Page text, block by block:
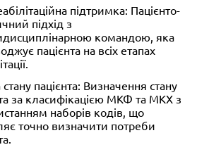
підтримка: Пацієнто-
підхід з
командою, яка
пацієнта на всіх етапах
стану пацієнта: Визначення стану
за класифікацією МКФ та МКХ з
наборів кодів, що
точно визначити потреби